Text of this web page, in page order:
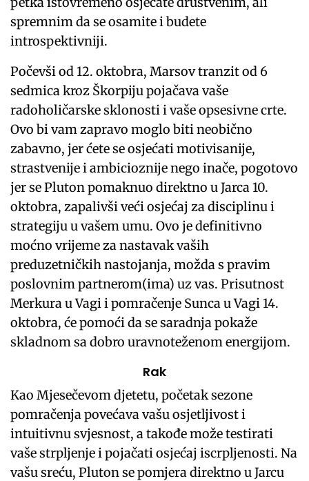
spremnim da se osamite i budete
introspektivniji.
Počevši od 12. oktobra, Marsov tranzit od 6
sedmica kroz Škorpiju pojačava vaše
radoholičarske sklonosti i vaše opsesivne crte.
Ovo bi vam zapravo moglo biti neobično
zabavno, jer ćete se osjećati motivisanije,
strastvenije i ambicioznije nego inače, pogotovo
jer se Pluton pomaknuo direktno u Jarca 10.
oktobra, zapalivši veći osjećaj za disciplinu i
strategiju u vašem umu. Ovo je definitivno
moćno vrijeme za nastavak vaših
preduzetničkih nastojanja, možda s pravim
poslovnim partnerom(ima) uz vas. Prisutnost
Merkura u Vagi i pomračenje Sunca u Vagi 14.
oktobra, će pomoći da se saradnja pokaže
skladnom sa dobro uravnoteženom energijom.
Rak
Kao Mjesečevom djetetu, početak sezone
pomračenja povećava vašu osjetljivost i
intuitivnu svjesnost, a takođe može testirati
vaše strpljenje i pojačati osjećaj iscrpljenosti. Na
vašu sreću, Pluton se pomjera direktno u Jarcu